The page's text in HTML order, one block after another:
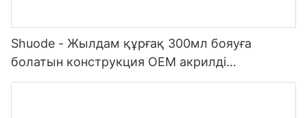
Shuode - Жылдам құрғақ 300мл бояуға
болатын конструкция OEM акрилді
тығыздағыш Силиконды тығыздағыш